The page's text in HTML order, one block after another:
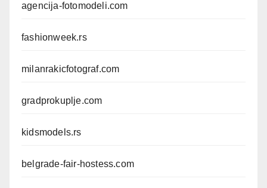
agencija-fotomodeli.com
fashionweek.rs
milanrakicfotograf.com
gradprokuplje.com
kidsmodels.rs
belgrade-fair-hostess.com